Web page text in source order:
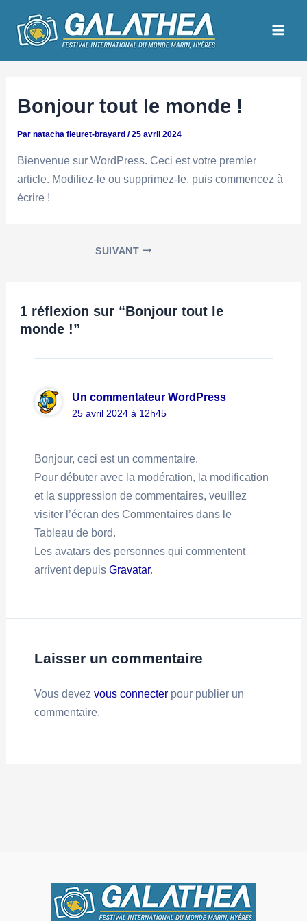
contenu
Bonjour tout le monde !
Parnatacha fleuret-brayard/25 avril 2024
Bienvenue sur WordPress. Ceci est votre premier
article. Modifiez-le ou supprimez-le, puis commencez à
écrire !
des
articles
SUIVANT
1 réflexion sur “Bonjour tout le
monde !”
Un commentateur WordPress
25 avril 2024 à 12h45
Bonjour, ceci est un commentaire.
Pour débuter avec la modération, la modification
et la suppression de commentaires, veuillez
visiter l’écran des Commentaires dans le
Tableau de bord.
Les avatars des personnes qui commentent
arrivent depuis Gravatar.
Laisser un commentaire
Vous devez vous connecterpour publier un
commentaire.